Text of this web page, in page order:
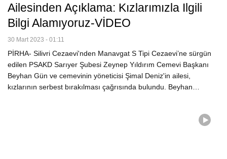
Ailesinden Açıklama: Kızlarımızla Ilgili
Bilgi Alamıyoruz-VİDEO
30 Mart 2023 - 01:11
PİRHA- Silivri Cezaevi'nden Manavgat S Tipi Cezaevi’ne sürgün
edilen PSAKD Sarıyer Şubesi Zeynep Yıldırım Cemevi Başkanı
Beyhan Gün ve cemevinin yöneticisi Şimal Deniz'in ailesi,
kızlarının serbest bırakılması çağrısında bulundu. Beyhan…